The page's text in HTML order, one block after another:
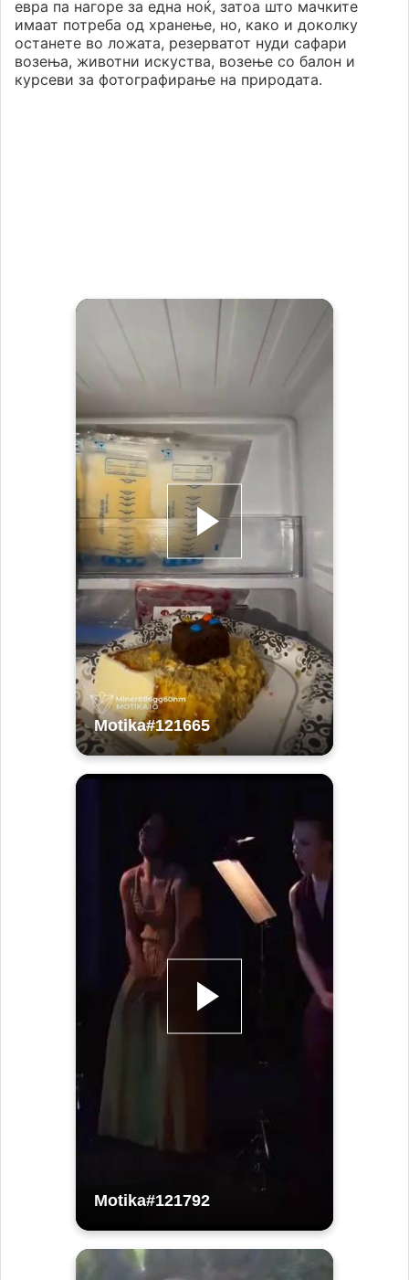
евра па нагоре за една ноќ, затоа што мачките
имаат потреба од хранење, но, како и доколку
останете во ложата, резерватот нуди сафари
возења, животни искуства, возење со балон и
курсеви за фотографирање на природата.